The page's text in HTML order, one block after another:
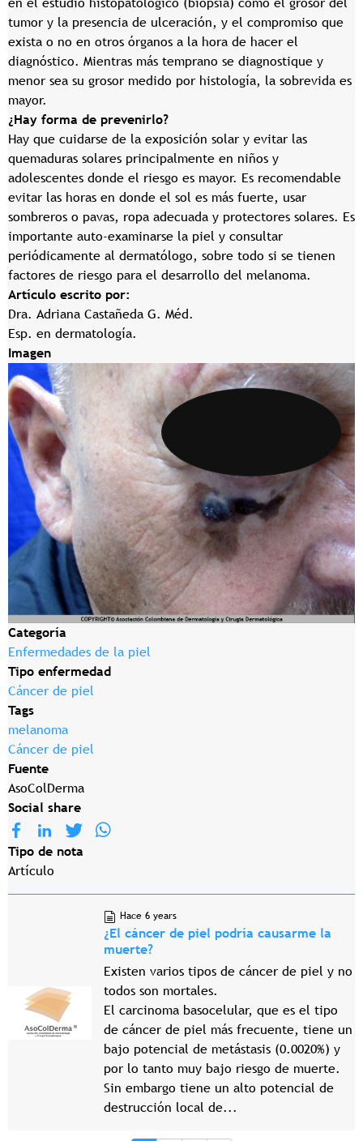
tumor y la presencia de ulceración, y el compromiso que
exista o no en otros órganos a la hora de hacer el
diagnóstico. Mientras más temprano se diagnostique y
menor sea su grosor medido por histología, la sobrevida es
mayor.
¿Hay forma de prevenirlo?
Hay que cuidarse de la exposición solar y evitar las
quemaduras solares principalmente en niños y
adolescentes donde el riesgo es mayor. Es recomendable
evitar las horas en donde el sol es más fuerte, usar
sombreros o pavas, ropa adecuada y protectores solares. Es
importante auto-examinarse la piel y consultar
periódicamente al dermatólogo, sobre todo si se tienen
factores de riesgo para el desarrollo del melanoma.
Artículo escrito por:
Dra. Adriana Castañeda G. Méd.
Esp. en dermatología.
Imagen
Categoría
Enfermedades de la piel
Tipo enfermedad
Cáncer de piel
Tags
melanoma
Cáncer de piel
Fuente
AsoColDerma
Social share
Tipo de nota
Artículo
Hace 6 years
¿El cáncer de piel podría causarme la
muerte?
Existen varios tipos de cáncer de piel y no
todos son mortales.
El carcinoma basocelular, que es el tipo
de cáncer de piel más frecuente, tiene un
bajo potencial de metástasis (0.0020%) y
por lo tanto muy bajo riesgo de muerte.
Sin embargo tiene un alto potencial de
destrucción local de...